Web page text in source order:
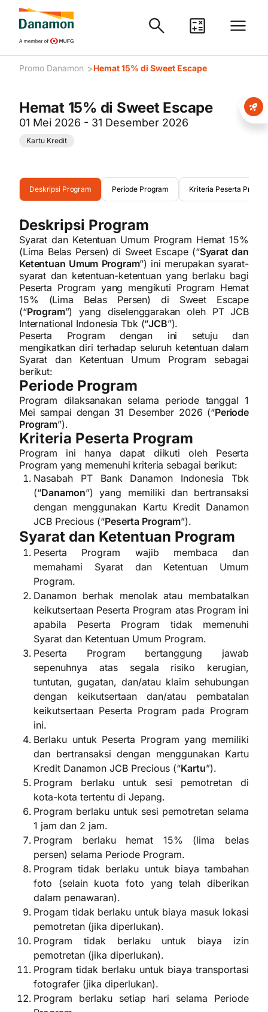
Promo Danamon >Hemat 15% di Sweet Escape
Hemat 15% di Sweet Escape
01 Mei 2026 - 31 Desember 2026
Kartu Kredit
Deskripsi Program Periode Program Kriteria Peserta
Deskripsi Program
Syarat dan Ketentuan Umum Program Hemat 15%
(Lima Belas Persen) di Sweet Escape (“Syarat dan
Ketentuan Umum Program”) ini merupakan syarat-
syarat dan ketentuan-ketentuan yang berlaku bagi
Peserta Program yang mengikuti Program Hemat
15% (Lima Belas Persen) di Sweet Escape
(“Program”) yang diselenggarakan oleh PT JCB
International Indonesia Tbk (“JCB”).
Peserta Program dengan ini setuju dan
mengikatkan diri terhadap seluruh ketentuan dalam
Syarat dan Ketentuan Umum Program sebagai
berikut:
Periode Program
Program dilaksanakan selama periode tanggal 1
Mei sampai dengan 31 Desember 2026 (“Periode
Program”).
Kriteria Peserta Program
Program ini hanya dapat diikuti oleh Peserta
Program yang memenuhi kriteria sebagai berikut:
Nasabah PT Bank Danamon Indonesia Tbk
(“Danamon”) yang memiliki dan bertransaksi
dengan menggunakan Kartu Kredit Danamon
JCB Precious (“Peserta Program”).
Syarat dan Ketentuan Program
Peserta Program wajib membaca dan
memahami Syarat dan Ketentuan Umum
Program.
Danamon berhak menolak atau membatalkan
keikutsertaan Peserta Program atas Program ini
apabila Peserta Program tidak memenuhi
Syarat dan Ketentuan Umum Program.
Peserta Program bertanggung jawab
sepenuhnya atas segala risiko kerugian,
tuntutan, gugatan, dan/atau klaim sehubungan
dengan keikutsertaan dan/atau pembatalan
keikutsertaan Peserta Program pada Program
ini.
Berlaku untuk Peserta Program yang memiliki
dan bertransaksi dengan menggunakan Kartu
Kredit Danamon JCB Precious (“Kartu”).
Program berlaku untuk sesi pemotretan di
kota-kota tertentu di Jepang.
Program berlaku untuk sesi pemotretan selama
1 jam dan 2 jam.
Program berlaku hemat 15% (lima belas
persen) selama Periode Program.
Program tidak berlaku untuk biaya tambahan
foto (selain kuota foto yang telah diberikan
dalam penawaran).
Progam tidak berlaku untuk biaya masuk lokasi
pemotretan (jika diperlukan).
Program tidak berlaku untuk biaya izin
pemotretan (jika diperlukan).
Program tidak berlaku untuk biaya transportasi
fotografer (jika diperlukan).
Program berlaku setiap hari selama Periode